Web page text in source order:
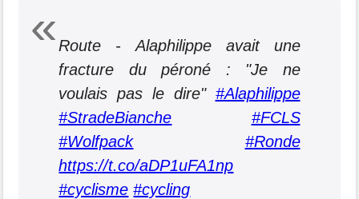
Route - Alaphilippe avait une
fracture du péroné : "Je ne
voulais pas le dire" #Alaphilippe
#StradeBianche
#FCLS
#Wolfpack
#Ronde
https://t.co/aDP1uFA1np
#cyclisme #cycling